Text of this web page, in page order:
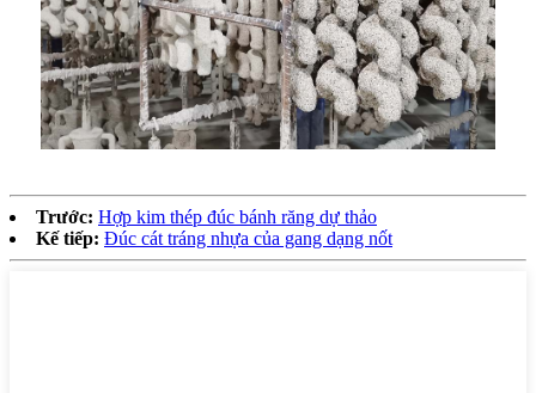
Trước: Hợp kim thép đúc bánh răng dự thảo
Kế tiếp: Đúc cát tráng nhựa của gang dạng nốt